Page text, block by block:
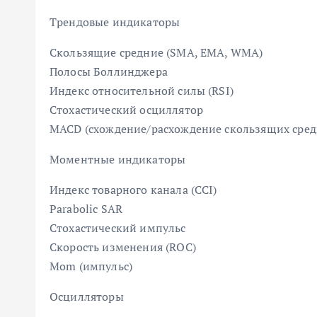
Трендовые индикаторы
Скользящие средние (SMA, EMA, WMA)
Полосы Боллинджера
Индекс относительной силы (RSI)
Стохастический осциллятор
MACD (схождение/расхождение скользящих
Моментные индикаторы
Индекс товарного канала (CCI)
Parabolic SAR
Стохастический импульс
Скорость изменения (ROC)
Mom (импульс)
Осцилляторы